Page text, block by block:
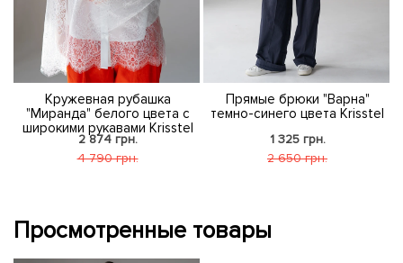
Кружевная рубашка
"Миранда" белого цвета с
широкими рукавами Krisstel
2 874 грн.
4 790 грн.
Прямые брюки "Варна"
темно-синего цвета Krisstel
1 325 грн.
2 650 грн.
Просмотренные товары